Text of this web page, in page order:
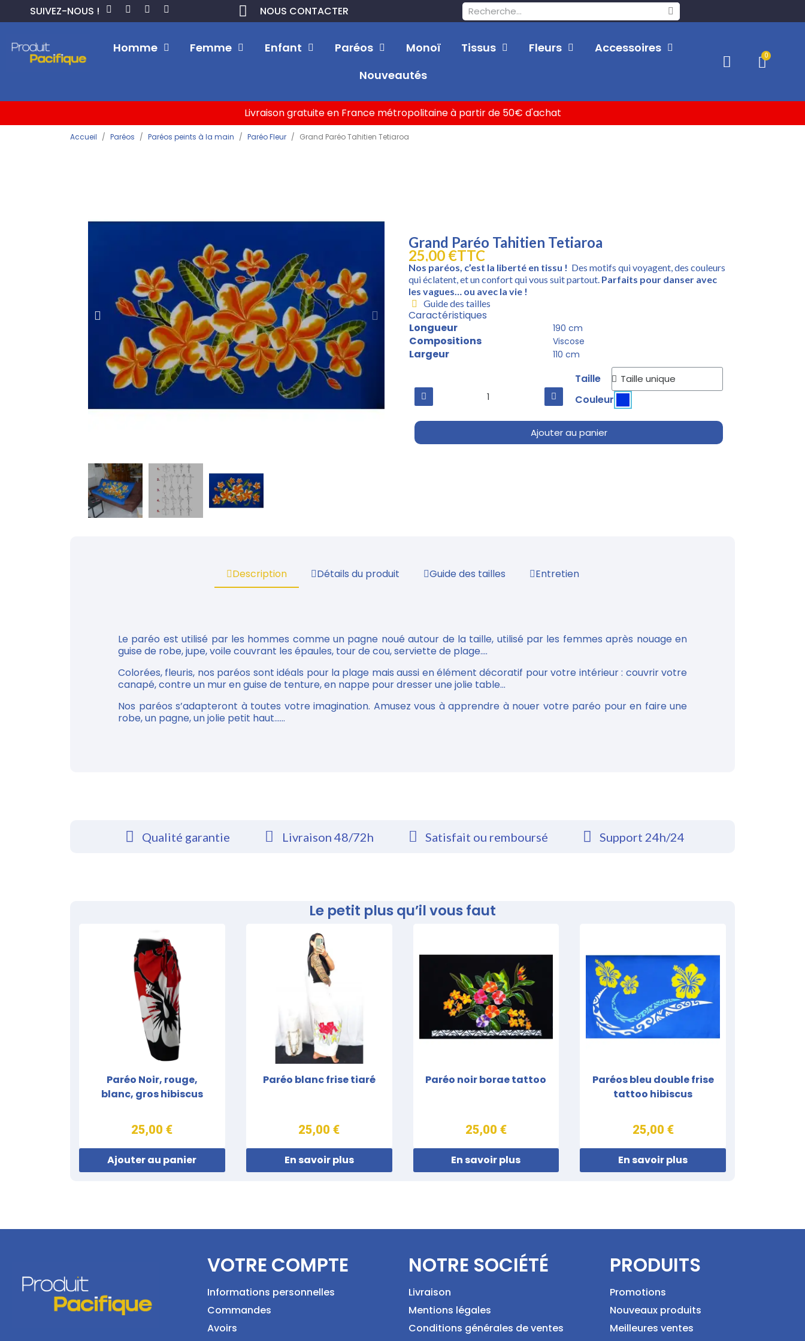
SUIVEZ-NOUS ! NOUS CONTACTER
Homme Femme Enfant Paréos Monoï Tissus Fleurs
Accessoires
Nouveautés
Livraison gratuite en France métropolitaine à partir de 50€ d'achat
Accueil Paréos Paréos peints à la main Paréo Fleur Grand Paréo Tahitien Tetiaroa
Grand Paréo Tahitien Tetiaroa
25,00 €TTC
Nos paréos, c’est la liberté en tissu ! Des motifs qui voyagent, des couleurs
qui éclatent, et un confort qui vous suit partout. Parfaits pour danser avec
les vagues… ou avec la vie !
Guide des tailles
Caractéristiques
Longueur
190 cm
Compositions Viscose
Largeur 110 cm
Taille
Couleur
Ajouter au panier
Description Détails du produit Guide des tailles Entretien
Le paréo est utilisé par les hommes comme un pagne noué autour de la taille, utilisé par les femmes après nouage en
guise de robe, jupe, voile couvrant les épaules, tour de cou, serviette de plage....
Colorées, fleuris, nos paréos sont idéals pour la plage mais aussi en élément décoratif pour votre intérieur : couvrir votre
canapé, contre un mur en guise de tenture, en nappe pour dresser une jolie table...
Nos paréos s’adapteront à toutes votre imagination. Amusez vous à apprendre à nouer votre paréo pour en faire une
robe, un pagne, un jolie petit haut......
Qualité garantie Livraison 48/72h Satisfait ou remboursé Support 24h/24
Le petit plus qu’il vous faut
Paréo Noir, rouge,
blanc, gros hibiscus
25,00 €
Ajouter au panier
Paréo blanc frise tiaré
25,00 €
En savoir plus
Paréo noir borae tattoo
25,00 €
En savoir plus
Paréos bleu double frise
tattoo hibiscus
25,00 €
En savoir plus
VOTRE COMPTE
Informations personnelles
Commandes
Avoirs
NOTRE SOCIÉTÉ
Livraison
Mentions légales
Conditions générales de ventes
PRODUITS
Promotions
Nouveaux produits
Meilleures ventes